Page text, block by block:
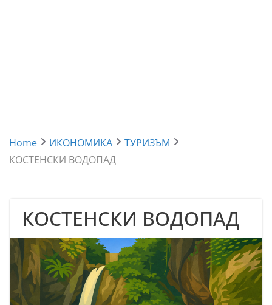
Home ИКОНОМИКА
ТУРИЗЪМ
КОСТЕНСКИ ВОДОПАД
КОСТЕНСКИ ВОДОПАД